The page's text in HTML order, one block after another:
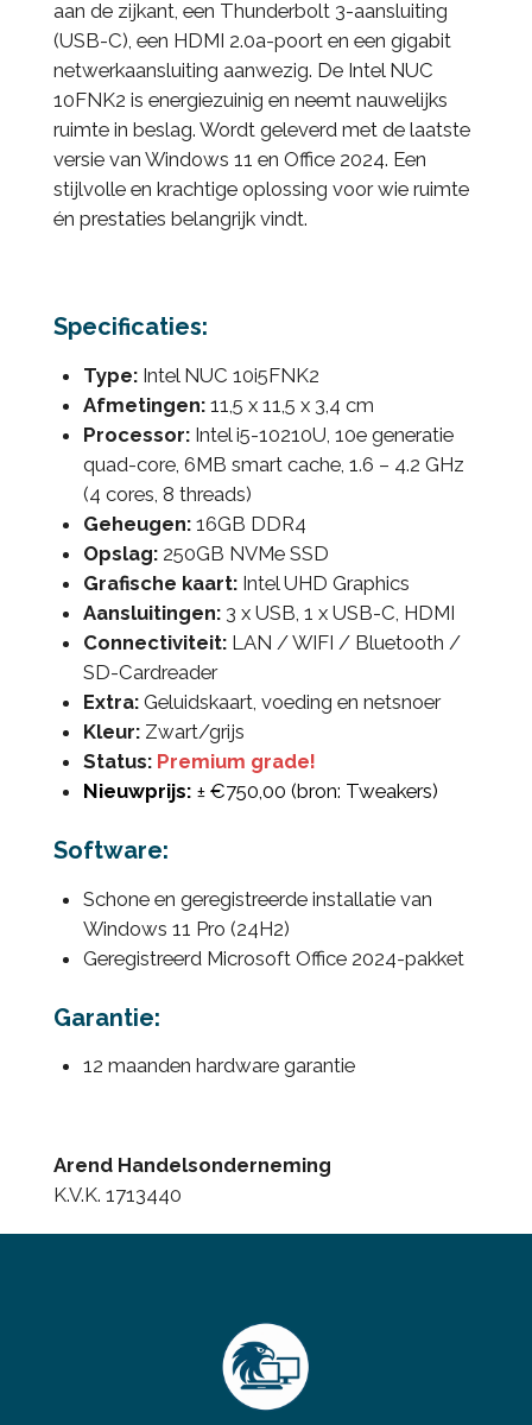
aan de zijkant, een Thunderbolt 3-aansluiting
(USB-C), een HDMI 2.0a-poort en een gigabit
netwerkaansluiting aanwezig. De Intel NUC
10FNK2 is energiezuinig en neemt nauwelijks
ruimte in beslag. Wordt geleverd met de laatste
versie van Windows 11 en Office 2024. Een
stijlvolle en krachtige oplossing voor wie ruimte
én prestaties belangrijk vindt.
Specificaties:
Type:Intel NUC 10i5FNK2
Afmetingen:11,5 x 11,5 x 3,4 cm
Processor:Intel i5-10210U, 10e generatie
quad-core, 6MB smart cache, 1.6 – 4.2 GHz
(4 cores, 8 threads)
Geheugen:16GB DDR4
Opslag:250GB NVMe SSD
Grafische kaart:Intel UHD Graphics
Aansluitingen:3 x USB, 1 x USB-C, HDMI
Connectiviteit:LAN / WIFI / Bluetooth /
SD-Cardreader
Extra:Geluidskaart, voeding en netsnoer
Kleur:Zwart/grijs
Status: Premium grade!
Nieuwprijs:± €750,00 (bron: Tweakers)
Software:
Schone en geregistreerde installatie van
Windows 11 Pro (24H2)
Geregistreerd Microsoft Office 2024-pakket
Garantie:
12 maanden hardware garantie
Arend Handelsonderneming
K.V.K. 1713440